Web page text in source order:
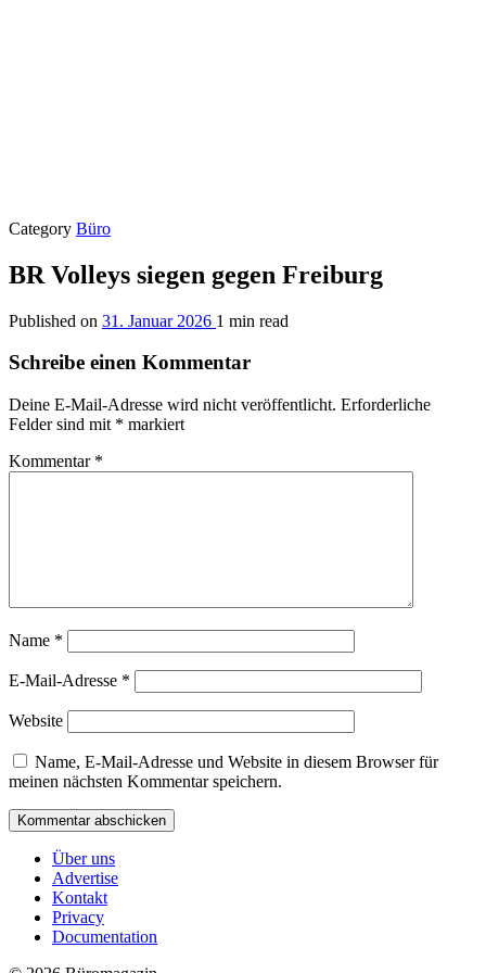
Category Büro
BR Volleys siegen gegen Freiburg
Published on 31. Januar 2026 1 min read
Schreibe einen Kommentar
Deine E-Mail-Adresse wird nicht veröffentlicht. Erforderliche
Felder sind mit * markiert
Kommentar *
Name *
E-Mail-Adresse *
Website
Name, E-Mail-Adresse und Website in diesem Browser für
meinen nächsten Kommentar speichern.
Über uns
Advertise
Kontakt
Privacy
Documentation